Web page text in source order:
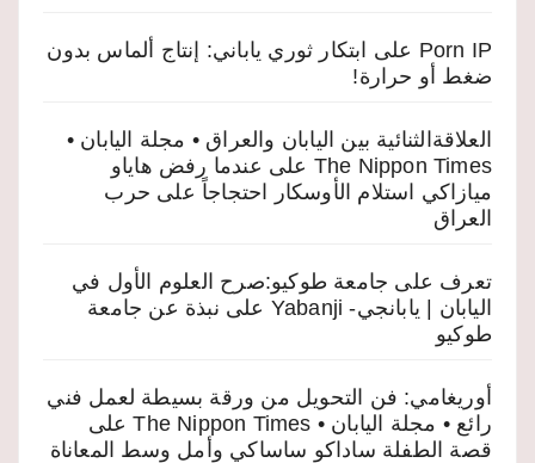
Porn IP على ابتكار ثوري ياباني: إنتاج ألماس بدون
ضغط أو حرارة!
العلاقةالثنائية بين اليابان والعراق • مجلة اليابان •
The Nippon Times على عندما رفض هاياو
ميازاكي استلام الأوسكار احتجاجاً على حرب
العراق
تعرف على جامعة طوكيو:صرح العلوم الأول في
اليابان | يابانجي- Yabanji
على نبذة عن جامعة
طوكيو
أوريغامي: فن التحويل من ورقة بسيطة لعمل فني
رائع • مجلة اليابان • The Nippon Times
على
قصة الطفلة ساداكو ساساكي وأمل وسط المعاناة